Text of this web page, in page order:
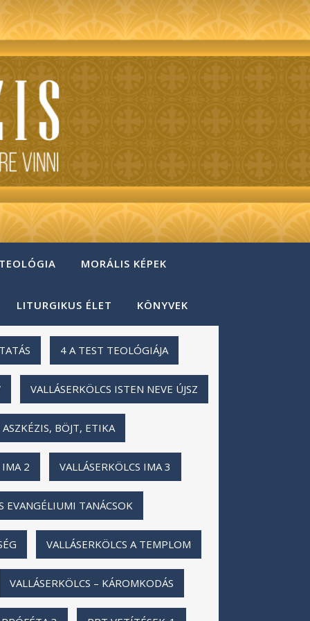
MORÁLIS KÉPEK
LITURGIKUS ÉLET KÖNYVEK
4 A TEST TEOLÓGIÁJA
VALLÁSERKÖLCS ISTEN NEVE ÚJSZ
BÖJT, ETIKA
IMA 2 VALLÁSERKÖLCS IMA 3
EVANGÉLIUMI TANÁCSOK
VALLÁSERKÖLCS A TEMPLOM
VALLÁSERKÖLCS – KÁROMKODÁS